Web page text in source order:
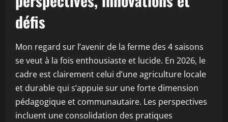
défis
Mon regard sur l’avenir de la ferme des 4 saisons
se veut à la fois enthousiaste et lucide. En 2026, le
cadre est clairement celui d’une agriculture locale
et durable qui s’appuie sur une forte dimension
pédagogique et communautaire. Les perspectives
incluent une consolidation des pratiques